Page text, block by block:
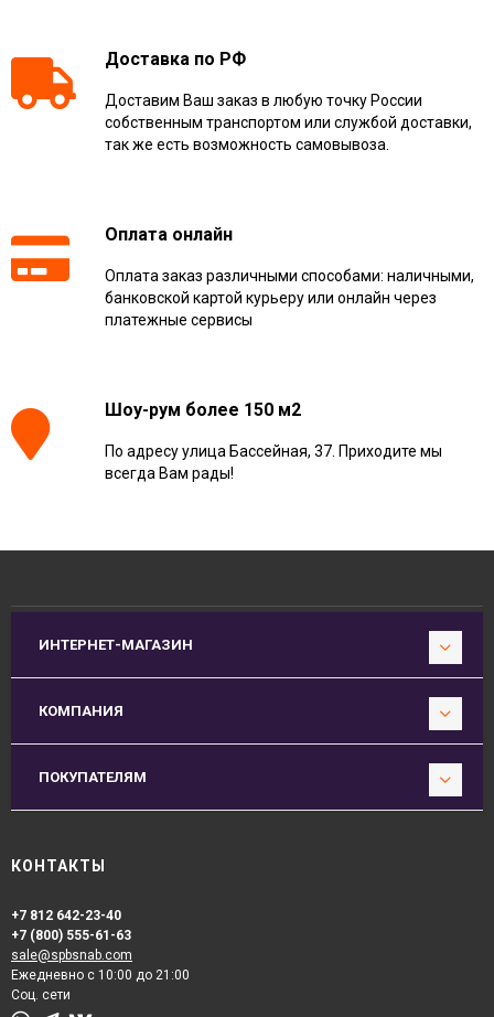
Доставка по РФ
Доставим Ваш заказ в любую точку России
собственным транспортом или службой доставки,
так же есть возможность самовывоза.
Оплата онлайн
Оплата заказ различными способами: наличными,
банковской картой курьеру или онлайн через
платежные сервисы
Шоу-рум более 150 м2
По адресу улица Бассейная, 37. Приходите мы
всегда Вам рады!
ИНТЕРНЕТ-МАГАЗИН
КОМПАНИЯ
ПОКУПАТЕЛЯМ
КОНТАКТЫ
+7 812 642-23-40
+7 (800) 555-61-63
sale@spbsnab.com
Ежедневно с 10:00 до 21:00
Соц. сети